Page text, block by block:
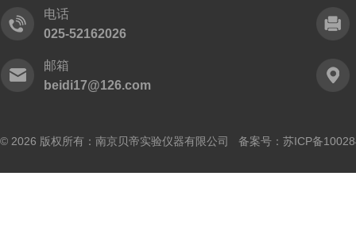
电话
025-52162026
邮箱
beidi17@126.com
© 2026 版权所有：南京贝帝实验仪器有限公司 备案号： 苏ICP备